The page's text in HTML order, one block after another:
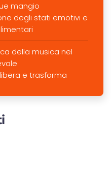
mangio
degli stati emotivi e
della musica nel
e trasforma